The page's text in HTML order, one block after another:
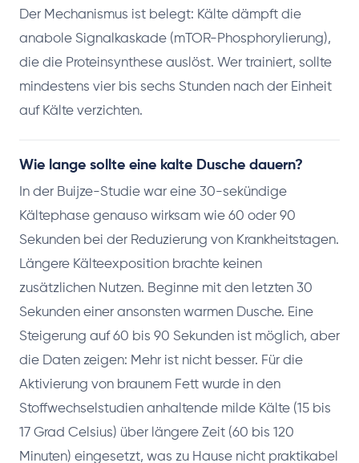
Der Mechanismus ist belegt: Kälte dämpft die
anabole Signalkaskade (mTOR-Phosphorylierung),
die die Proteinsynthese auslöst. Wer trainiert, sollte
mindestens vier bis sechs Stunden nach der Einheit
auf Kälte verzichten.
Wie lange sollte eine kalte Dusche dauern?
In der Buijze-Studie war eine 30-sekündige
Kältephase genauso wirksam wie 60 oder 90
Sekunden bei der Reduzierung von Krankheitstagen.
Längere Kälteexposition brachte keinen
zusätzlichen Nutzen. Beginne mit den letzten 30
Sekunden einer ansonsten warmen Dusche. Eine
Steigerung auf 60 bis 90 Sekunden ist möglich, aber
die Daten zeigen: Mehr ist nicht besser. Für die
Aktivierung von braunem Fett wurde in den
Stoffwechselstudien anhaltende milde Kälte (15 bis
17 Grad Celsius) über längere Zeit (60 bis 120
Minuten) eingesetzt, was zu Hause nicht praktikabel